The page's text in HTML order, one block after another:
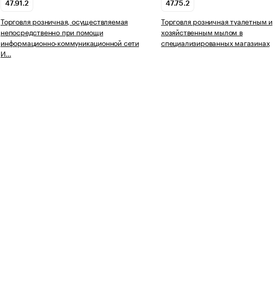
47.91.2
Торговля розничная, осуществляемая
непосредственно при помощи
информационно-коммуникационной сети
И…
47.75.2
Торговля розничная туалетным и
хозяйственным мылом в
специализированных магазинах